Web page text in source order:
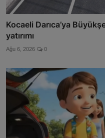
Kocaeli Darıca’ya
yatırımı
Ağu 6, 2026 0